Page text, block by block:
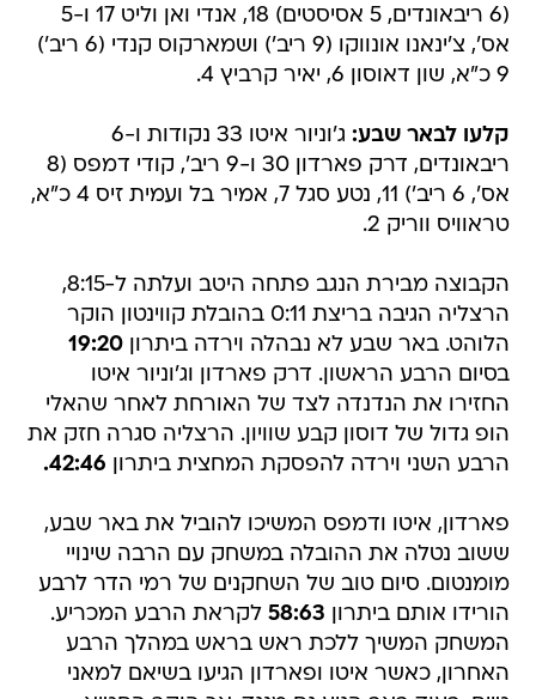
(6 ריבאונדים, 5 אסיסטים) 18, אנדי ואן וליט 17 ו-5
אס', צ'ינאנו אונווקו (9 ריב') ושמארקוס קנדי (6 ריב')
9 כ"א, שון דאוסון 6, יאיר קרביץ 4.
קלעו לבאר שבע:
ג'וניור איטו 33 נקודות ו-6
ריבאונדים, דרק פארדון 30 ו-9 ריב', קודי דמפס (8
אס', 6 ריב') 11, נטע סגל 7, אמיר בל ועמית זיס 4 כ"א,
טראוויס ווריק 2.
הקבוצה מבירת הנגב פתחה היטב ועלתה ל-8:15,
הרצליה הגיבה בריצת 0:11 בהובלת קווינטון הוקר
הלוהט. באר שבע לא נבהלה וירדה ביתרון19:20
בסיום הרבע הראשון. דרק פארדון וג'וניור איטו
החזירו את הנדנדה לצד של האורחת לאחר שהאלי
הופ גדול של דוסון קבע שוויון. הרצליה סגרה חזק את
הרבע השני וירדה להפסקת המחצית ביתרון 42:46.
פארדון, איטו ודמפס המשיכו להוביל את באר שבע,
ששוב נטלה את ההובלה במשחק עם הרבה שינויי
מומנטום. סיום טוב של השחקנים של רמי הדר לרבע
הורידו אותם ביתרון 58:63 לקראת הרבע המכריע.
המשחק המשיך ללכת ראש בראש במהלך הרבע
האחרון, כאשר איטו ופארדון הגיעו בשיאם למאני